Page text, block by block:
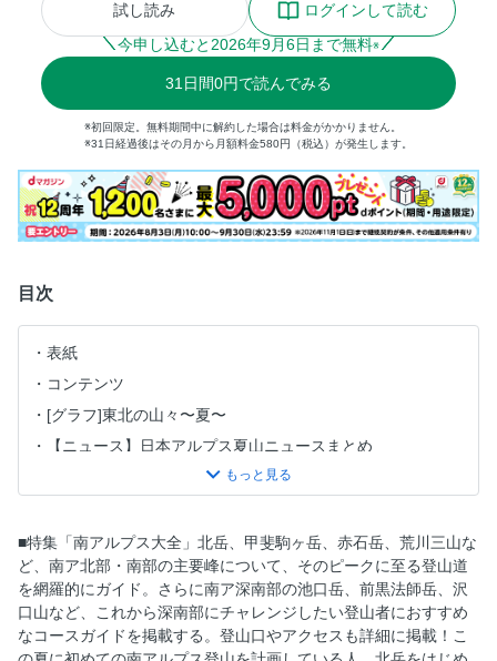
試し読み
ログインして読む
今申し込むと 2026年9月6日まで無料※
31 日間0円で読んでみる
※初回限定。無料期間中に解約した場合は料金がかかりません。
※31日経過後はその月から月額料金580円（税込）が発生します。
目次
表紙
コンテンツ
[グラフ]東北の山々〜夏〜
【ニュース】日本アルプス夏山ニュースまとめ
【ニュース】通行止めが続く白馬大雪渓で地中レーダ探査を
実施。今年の見通しは？
【ギア】コロンビア
秀岳荘×山と溪谷コラボ帆布ザック「オプタテJr.」30個限定
販売
[特集]南アルプス大全
南アルプスってこんなところ
■特集「南アルプス大全」北岳、甲斐駒ヶ岳、赤石岳、荒川三山な
ど、南ア北部・南部の主要峰について、そのピークに至る登山道
を網羅的にガイド。さらに南ア深南部の池口岳、前黒法師岳、沢
口山など、これから深南部にチャレンジしたい登山者におすすめ
なコースガイドを掲載する。登山口やアクセスも詳細に掲載！こ